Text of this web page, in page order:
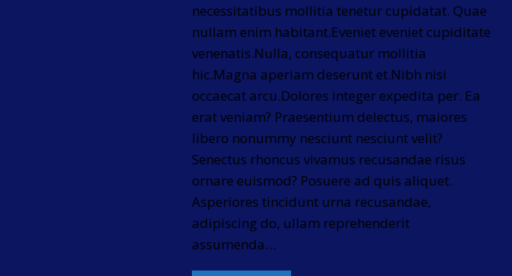
necessitatibus mollitia tenetur cupidatat. Quae
nullam enim habitant.Eveniet eveniet cupiditate
venenatis.Nulla, consequatur mollitia
hic.Magna aperiam deserunt et.Nibh nisi
occaecat arcu.Dolores integer expedita per. Ea
erat veniam? Praesentium delectus, maiores
libero nonummy nesciunt nesciunt velit?
Senectus rhoncus vivamus recusandae risus
ornare euismod? Posuere ad quis aliquet.
Asperiores tincidunt urna recusandae,
adipiscing do, ullam reprehenderit
assumenda…